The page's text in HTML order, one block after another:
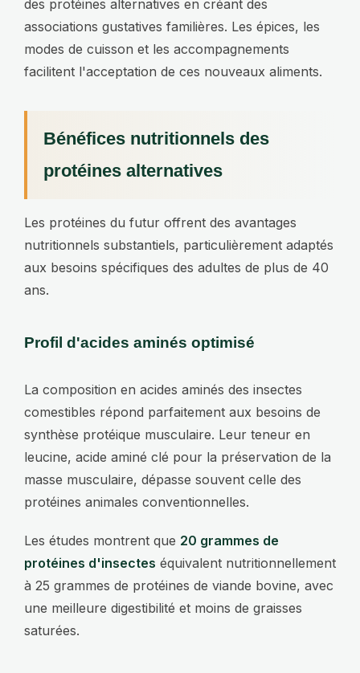
des protéines alternatives en créant des
associations gustatives familières. Les épices, les
modes de cuisson et les accompagnements
facilitent l'acceptation de ces nouveaux aliments.
Bénéfices nutritionnels des
protéines alternatives
Les protéines du futur offrent des avantages
nutritionnels substantiels, particulièrement adaptés
aux besoins spécifiques des adultes de plus de 40
ans.
Profil d'acides aminés optimisé
La composition en acides aminés des insectes
comestibles répond parfaitement aux besoins de
synthèse protéique musculaire. Leur teneur en
leucine, acide aminé clé pour la préservation de la
masse musculaire, dépasse souvent celle des
protéines animales conventionnelles.
Les études montrent que 20 grammes de
protéines d'insectes équivalent nutritionnellement
à 25 grammes de protéines de viande bovine, avec
une meilleure digestibilité et moins de graisses
saturées.